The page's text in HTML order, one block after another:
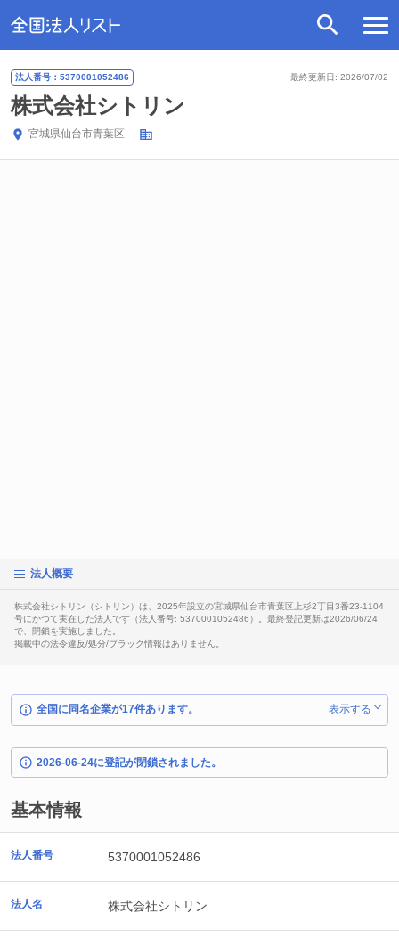
最終更新日: 2026/07/02
法人番号：5370001052486
株式会社シトリン
宮城県仙台市青葉区 -
法人概要
株式会社シトリン（シトリン）は、2025年設立の宮城県仙台市青葉区上杉2丁目3番23-1104
号にかつて実在した法人です（法人番号: 5370001052486）。最終登記更新は2026/06/24
で、閉鎖を実施しました。
掲載中の法令違反/処分/ブラック情報はありません。
全国に同名企業が17件あります。 表示する
2026-06-24に登記が閉鎖されました。
基本情報
法人番号 5370001052486
法人名 株式会社シトリン